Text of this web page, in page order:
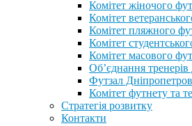
Комітет жіночого
Комітет
Комітет пляжного
Комітет
Комітет масового
Обʼєднання
Футзал
Комітет футнету та
Стратегія розвитку
Контакти